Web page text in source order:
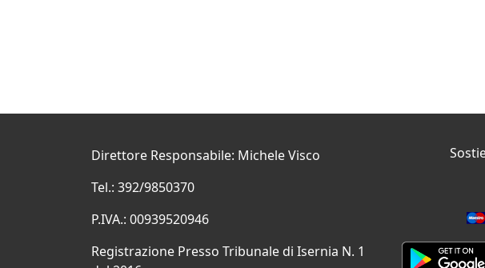
Direttore Responsabile: Michele Visco
Tel.: 392/9850370
P.IVA.: 00939520946
Registrazione Presso Tribunale di Isernia N. 1